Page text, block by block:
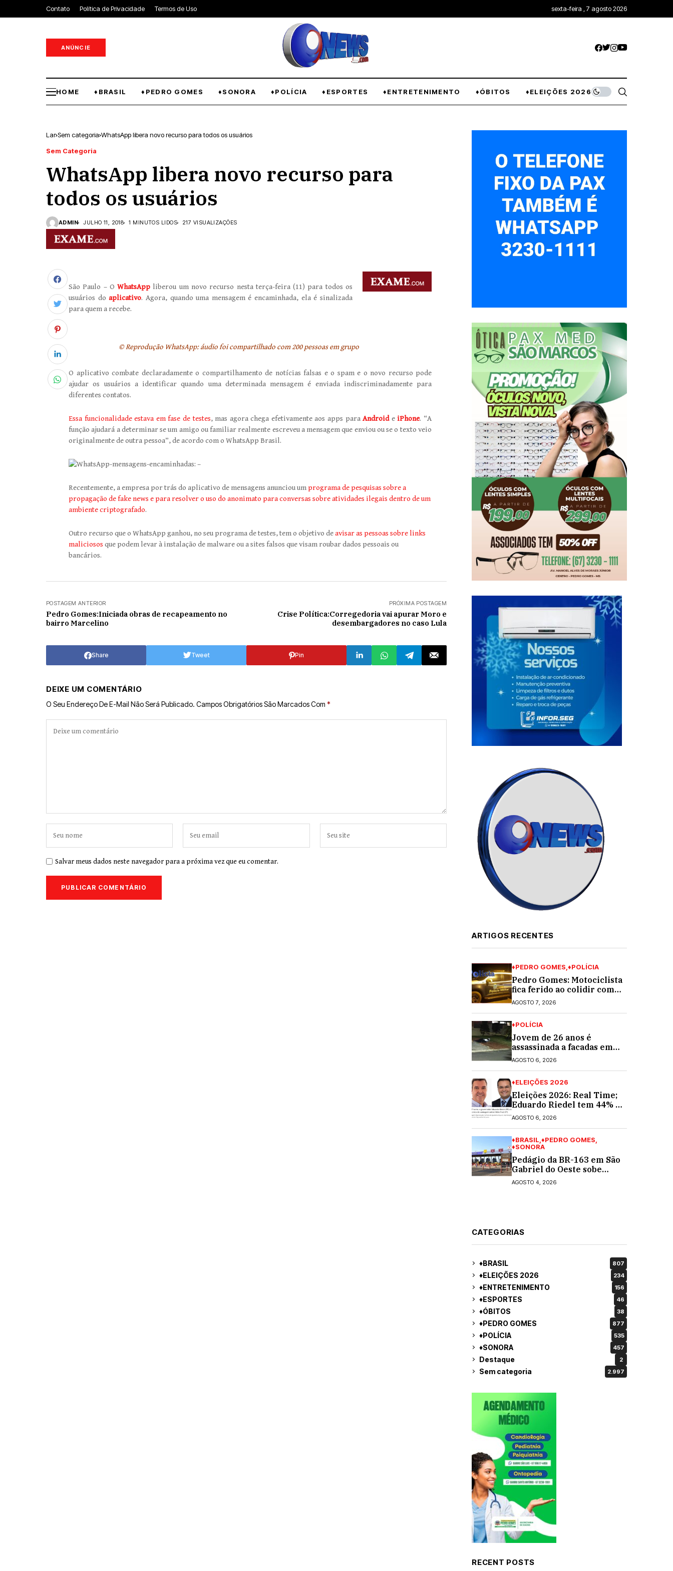
Contato Política de Privacidade Termos de Uso sexta-feira , 7 agosto 2026
ANÚNCIE
HOME ♦BRASIL ♦PEDRO GOMES ♦SONORA ♦POLÍCIA ♦ESPORTES ♦ENTRETENIMENTO ♦ÓBITOS ♦ELEIÇÕES 2026
Lar Sem categoria WhatsApp libera novo recurso para todos os usuários
Sem Categoria
WhatsApp libera novo recurso para
todos os usuários
ADMIN JULHO 11, 2018 1 MINUTOS LIDOS 217 VISUALIZAÇÕES
São Paulo – OWhatsApp liberou um novo recurso nesta terça-feira (11) para todos os
usuários doaplicativo. Agora, quando uma mensagem é encaminhada, ela é sinalizada
para quem a recebe.
© Reprodução WhatsApp: áudio foi compartilhado com 200 pessoas em grupo
O aplicativo combate declaradamente o compartilhamento de notícias falsas e o spam e o novo recurso pode
ajudar os usuários a identificar quando uma determinada mensagem é enviada indiscriminadamente para
diferentes contatos.
Essa funcionalidade estava em fase de testes, mas agora chega efetivamente aos apps paraAndroideiPhone. “A
função ajudará a determinar se um amigo ou familiar realmente escreveu a mensagem que enviou ou se o texto veio
originalmente de outra pessoa”, de acordo com o WhatsApp Brasil.
Recentemente, a empresa por trás do aplicativo de mensagens anunciou umprograma de pesquisas sobre a
propagação de fake news e para resolver o uso do anonimato para conversas sobre atividades ilegais dentro de um
ambiente criptografado.
Outro recurso que o WhatsApp ganhou, no seu programa de testes, tem o objetivo deavisar as pessoas sobre links
maliciosos que podem levar à instalação de malware ou a sites falsos que visam roubar dados pessoais ou
bancários.
POSTAGEM ANTERIOR
Pedro Gomes:Iniciada obras de recapeamento no
bairro Marcelino
PRÓXIMA POSTAGEM
Crise Política:Corregedoria vai apurar Moro e
desembargadores no caso Lula
Share Tweet Pin
DEIXE UM COMENTÁRIO
O Seu Endereço De E-Mail Não Será Publicado. Campos Obrigatórios São Marcados Com *
Salvar meus dados neste navegador para a próxima vez que eu comentar.
ARTIGOS RECENTES
♦PEDRO GOMES ♦POLÍCIA
Pedro Gomes: Motociclista
fica ferido ao colidir com
automóvel na Av. Diva
Araújo; ele não tinha CNH
AGOSTO 7, 2026
♦POLÍCIA
Jovem de 26 anos é
assassinada a facadas em
Rio Verde de Mato Grosso;
suspeito é procurado
AGOSTO 6, 2026
♦ELEIÇÕES 2026
Eleições 2026: Real Time;
Eduardo Riedel tem 44% e
Fábio Trad, 25%, no 1º
turno para o governo do
AGOSTO 6, 2026
♦BRASIL ♦PEDRO GOMES
♦SONORA
Pedágio da BR-163 em São
Gabriel do Oeste sobe
40,53% e passa a custar R$
10,70 a partir desta quarta-
AGOSTO 4, 2026
CATEGORIAS
♦BRASIL 807
♦ELEIÇÕES 2026 234
♦ENTRETENIMENTO 156
♦ESPORTES 46
♦ÓBITOS 38
♦PEDRO GOMES 877
♦POLÍCIA 535
♦SONORA 457
Destaque 2
Sem categoria 2.997
RECENT POSTS